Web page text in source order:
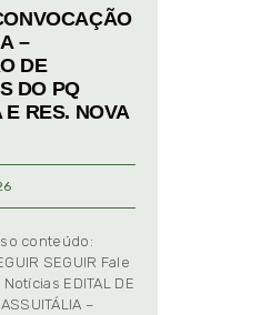
–
DE
DO PQ
E RES. NOVA
conteúdo:
SEGUIR Fale
EDITAL DE
–